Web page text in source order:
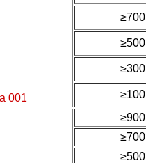
001
≥700
≥500
≥300
≥100
≥900
≥700
≥500